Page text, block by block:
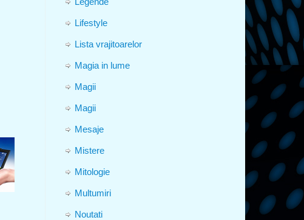
Lifestyle
Lista vrajitoarelor
Magia in lume
Magii
Magii
Mesaje
Mistere
Mitologie
Multumiri
Noutati